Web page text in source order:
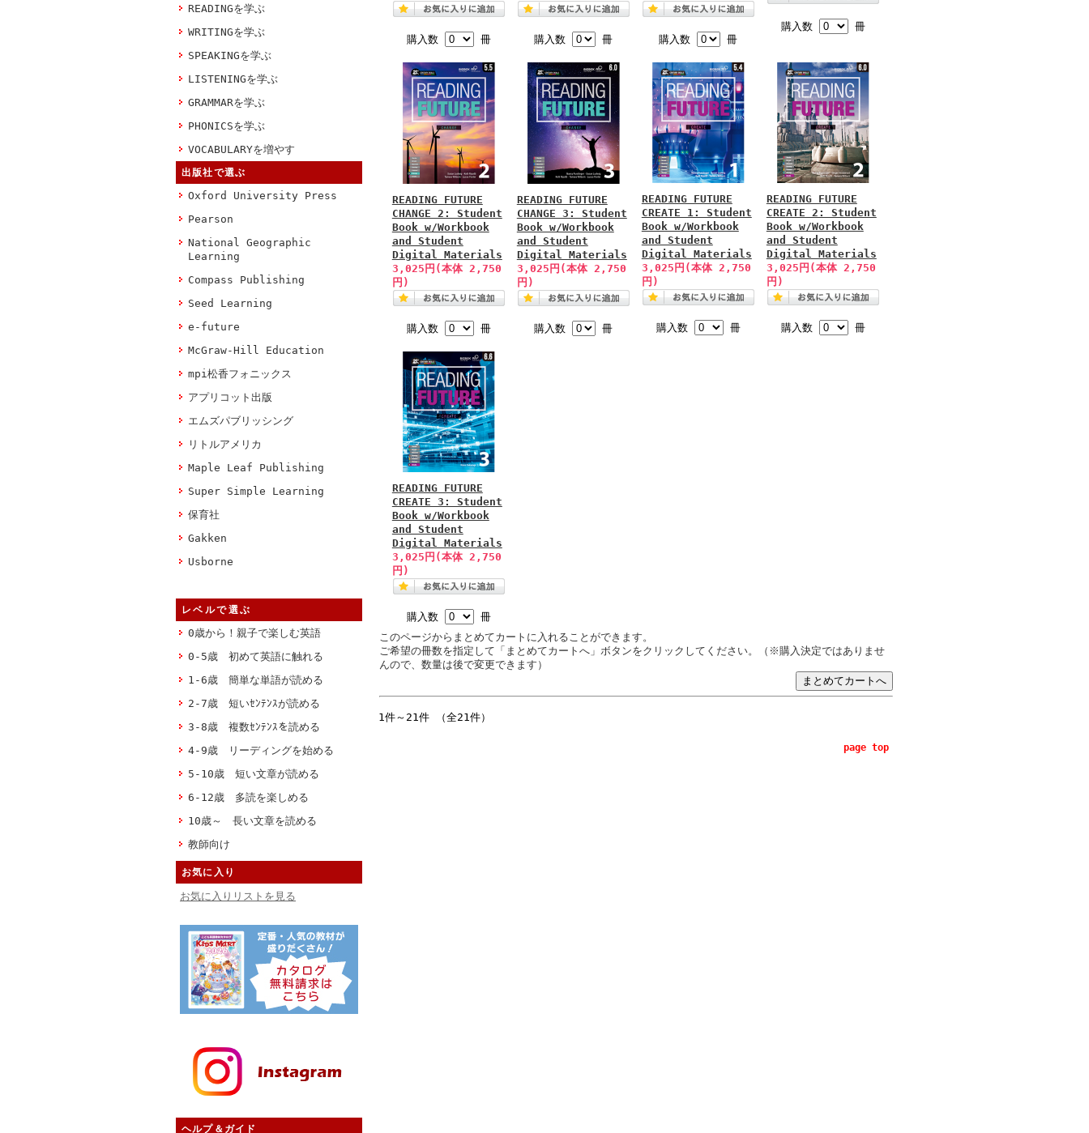
READINGを学ぶ
WRITINGを学ぶ
SPEAKINGを学ぶ
LISTENINGを学ぶ
GRAMMARを学ぶ
PHONICSを学ぶ
VOCABULARYを増やす
出版社で選ぶ
Oxford University Press
Pearson
National Geographic
Learning
Compass Publishing
Seed Learning
e-future
McGraw-Hill Education
mpi松香フォニックス
アプリコット出版
エムズパブリッシング
リトルアメリカ
Maple Leaf Publishing
Super Simple Learning
保育社
Gakken
Usborne
レベルで選ぶ
0歳から！親子で楽しむ英語
0-5歳 初めて英語に触れる
1-6歳 簡単な単語が読める
2-7歳 短いｾﾝﾃﾝｽが読める
3-8歳 複数ｾﾝﾃﾝｽを読める
4-9歳 リーディングを始める
5-10歳 短い文章が読める
6-12歳 多読を楽しめる
10歳～ 長い文章を読める
教師向け
お気に入り
お気に入りリストを見る
ヘルプ＆ガイド
購入数 冊 購入数 冊 購入数 冊
購入数 冊
READING FUTURE
CHANGE 2: Student
Book w/Workbook
and Student
Digital Materials
3,025円(本体 2,750
円)
購入数 冊
READING FUTURE
CHANGE 3: Student
Book w/Workbook
and Student
Digital Materials
3,025円(本体 2,750
円)
購入数 冊
READING FUTURE
CREATE 1: Student
Book w/Workbook
and Student
Digital Materials
3,025円(本体 2,750
円)
購入数 冊
READING FUTURE
CREATE 2: Student
Book w/Workbook
and Student
Digital Materials
3,025円(本体 2,750
円)
購入数 冊
READING FUTURE
CREATE 3: Student
Book w/Workbook
and Student
Digital Materials
3,025円(本体 2,750
円)
購入数
冊
このページからまとめてカートに入れることができます。
ご希望の冊数を指定して「まとめてカートへ」ボタンをクリックしてください。（※購入決定ではありませ
んので、数量は後で変更できます）
1件～21件 （全21件）
page top